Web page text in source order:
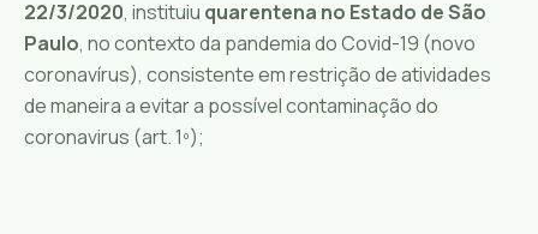
22/3/2020, instituiu quarentena no Estado de São
Paulo, no contexto da pandemia do Covid-19 (novo
coronavírus), consistente em restrição de atividades
de maneira a evitar a possível contaminação do
coronavirus (art. 1º);